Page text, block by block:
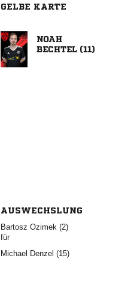
GELBE KARTE

 
AUSWECHSLUNG
  
für
  